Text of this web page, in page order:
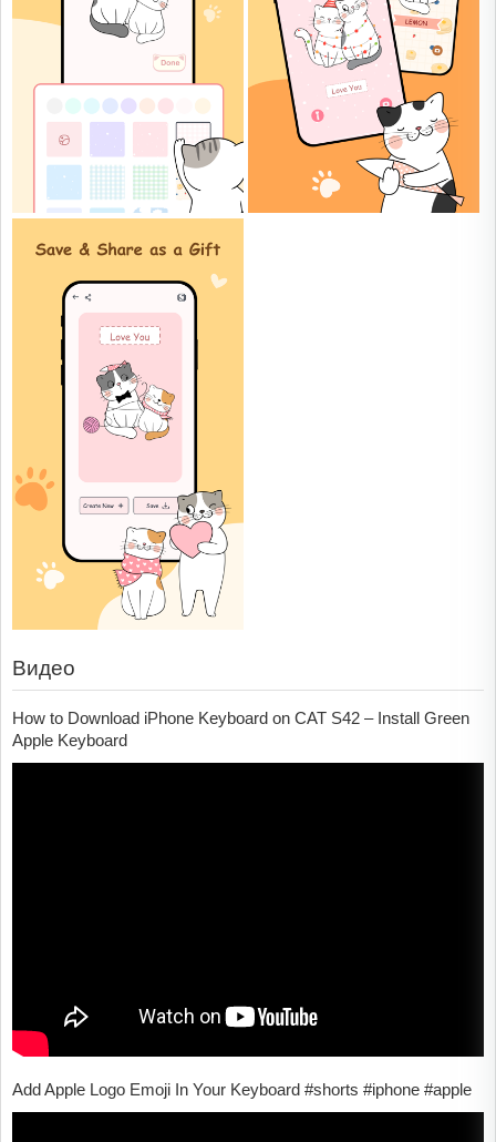
Видео
How to Download iPhone Keyboard on CAT S42 – Install Green
Apple Keyboard
Add Apple Logo Emoji In Your Keyboard #shorts #iphone #apple